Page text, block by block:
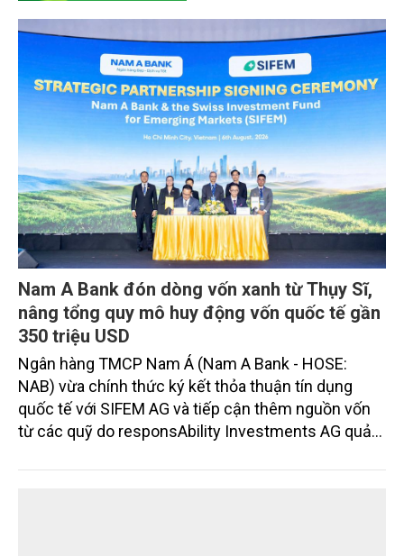
Chia sẻ kinh nghiệm, huy động nguồn lực mở
rộng các mô hình sản xuất lúa bền vững
Ngày 3/8, Thứ trưởng Bộ Nông nghiệp và Môi
trường Nguyễn Hoàng Hiệp tiếp xã giao ông Shaun
Seow - CEO Tổ chức Liên minh Từ thiện châu Á
(PAA).
DOANH NGHIỆP